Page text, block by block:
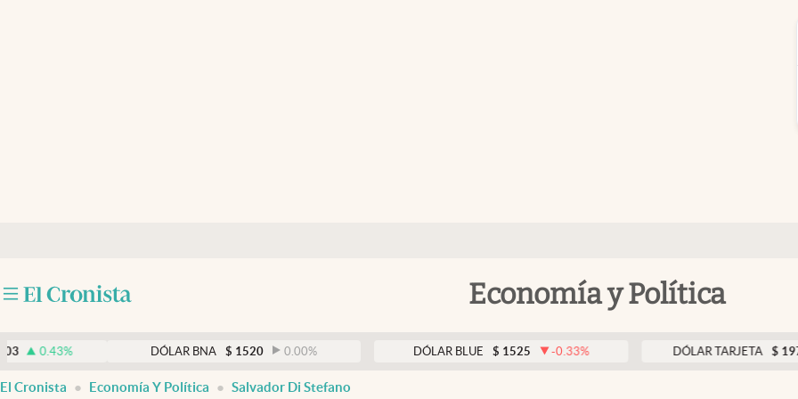
Economía y Política
% DÓLAR BNA $ 1520 0.00% DÓLAR BLUE $ 1525 -0.33 % DÓLAR TARJETA $ 1976
El Cronista Economía Y Política Salvador Di Stefano